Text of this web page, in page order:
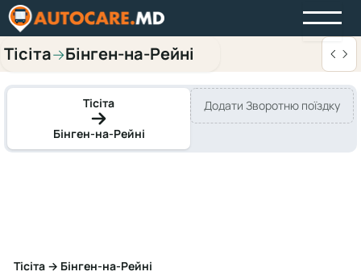
Тісіта→Бінген-на-Рейні
Тісіта
Бінген-на-Рейні
Додати Зворотню поїздку
Тісіта → Бінген-на-Рейні